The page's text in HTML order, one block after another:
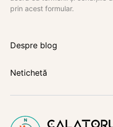
prin acest formular.
Despre blog
Netichetă